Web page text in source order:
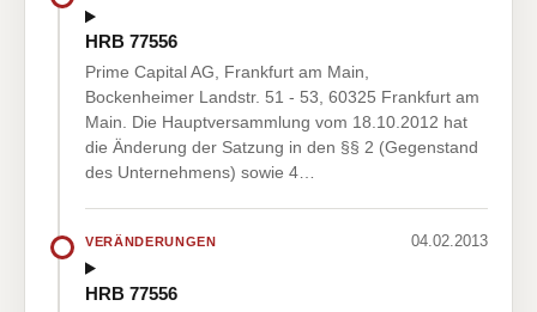
HRB 77556
Prime Capital AG, Frankfurt am Main,
Bockenheimer Landstr. 51 - 53, 60325 Frankfurt am
Main. Die Hauptversammlung vom 18.10.2012 hat
die Änderung der Satzung in den §§ 2 (Gegenstand
des Unternehmens) sowie 4…
VERÄNDERUNGEN 04.02.2013
HRB 77556